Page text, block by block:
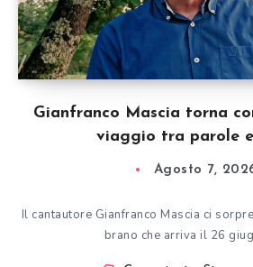
Gianfranco Mascia torna
viaggio tra parole
Agosto 7,
Il cantautore Gianfranco Mascia ci
brano che arriva il 26